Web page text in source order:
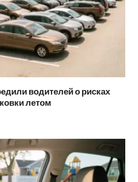
водителей о рисках
летом